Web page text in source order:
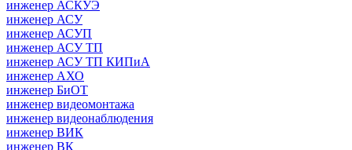
инженер АСКУЭ
инженер АСУ
инженер АСУП
инженер АСУ ТП
инженер АСУ ТП КИПиА
инженер АХО
инженер БиОТ
инженер видеомонтажа
инженер видеонаблюдения
инженер ВИК
инженер ВК